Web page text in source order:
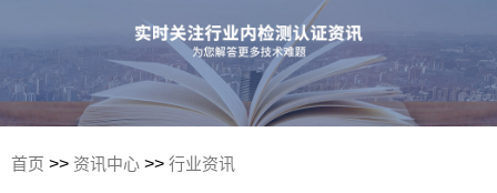
客户案例
资讯中心
首页 >> 资讯中心 >> 行业资讯